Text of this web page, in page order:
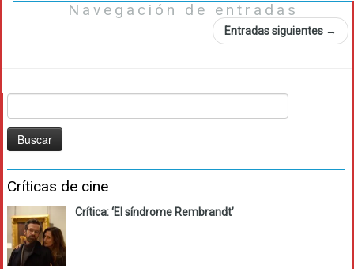
Navegación de entradas
Entradas siguientes →
Críticas de cine
Crítica: ‘El síndrome Rembrandt’